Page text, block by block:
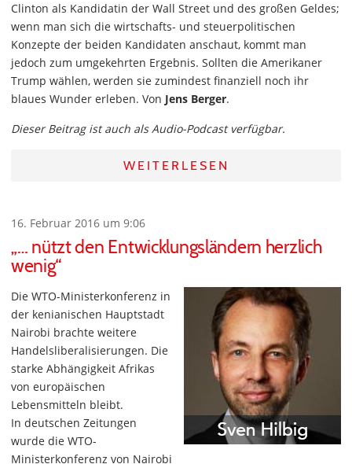
Clinton als Kandidatin der Wall Street und des großen Geldes;
wenn man sich die wirtschafts- und steuerpolitischen
Konzepte der beiden Kandidaten anschaut, kommt man
jedoch zum umgekehrten Ergebnis. Sollten die Amerikaner
Trump wählen, werden sie zumindest finanziell noch ihr
blaues Wunder erleben. Von Jens Berger.
Dieser Beitrag ist auch als Audio-Podcast verfügbar.
WEITERLESEN
16. Februar 2016 um 9:06
„… nützt den Entwicklungsländern herzlich
wenig“
Die WTO-Ministerkonferenz in
der kenianischen Hauptstadt
Nairobi brachte weitere
Handelsliberalisierungen. Die
starke Abhängigkeit Afrikas
von europäischen
Lebensmitteln bleibt.
In deutschen Zeitungen
wurde die WTO-
Ministerkonferenz von Nairobi